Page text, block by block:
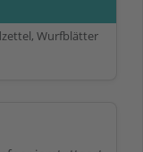
Wurfblätter